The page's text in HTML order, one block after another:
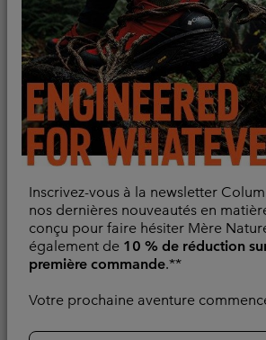
Inscrivez-vous à la newsletter
nos dernières nouveautés en
conçu pour faire hésiter Mère
également de 10 % de réduction
première commande.**
Votre prochaine aventure
Nouveaux Coloris
Polaire Demi-zip en
Sherpa Rugged Ridge™
Homme
Minimum sale price:
48,00 €
80,00 €
Veste
Homme